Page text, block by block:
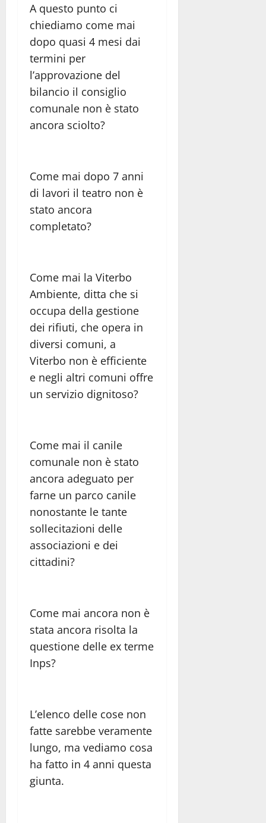
A questo punto ci
chiediamo come mai
dopo quasi 4 mesi dai
termini per
l’approvazione del
bilancio il consiglio
comunale non è stato
ancora sciolto?
Come mai dopo 7 anni
di lavori il teatro non è
stato ancora
completato?
Come mai la Viterbo
Ambiente, ditta che si
occupa della gestione
dei rifiuti, che opera in
diversi comuni, a
Viterbo non è efficiente
e negli altri comuni offre
un servizio dignitoso?
Come mai il canile
comunale non è stato
ancora adeguato per
farne un parco canile
nonostante le tante
sollecitazioni delle
associazioni e dei
cittadini?
Come mai ancora non è
stata ancora risolta la
questione delle ex terme
Inps?
L’elenco delle cose non
fatte sarebbe veramente
lungo, ma vediamo cosa
ha fatto in 4 anni questa
giunta.